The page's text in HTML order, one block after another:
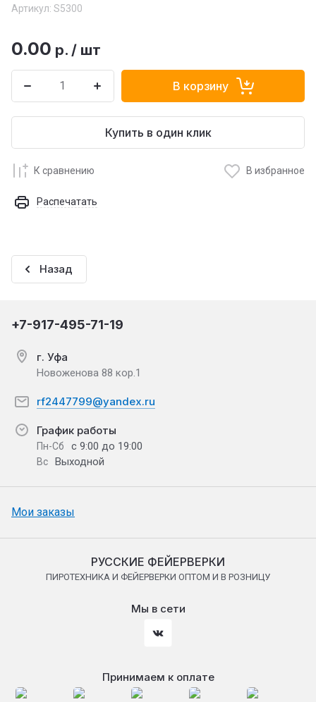
Артикул: S5300
0.00 р. / шт
В корзину
Купить в один клик
К сравнению В избранное
Распечатать
Назад
+7-917-495-71-19
г. Уфа
Новоженова 88 кор.1
rf2447799@yandex.ru
График работы
Пн-Сб с 9:00 до 19:00
Вс Выходной
Мои заказы
РУССКИЕ ФЕЙЕРВЕРКИ
ПИРОТЕХНИКА И ФЕЙЕРВЕРКИ ОПТОМ И В РОЗНИЦУ
Мы в сети
Принимаем к оплате